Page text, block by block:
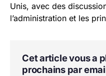
Unis, avec des
l’administration et les
Cet article vous a
prochains par